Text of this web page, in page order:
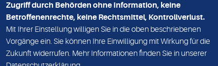
ADRESSE
MVZ Medizinisches Labor Nord MLN GmbH
Essener Straße 108
22419 Hamburg
Zugriff durch Behörden ohne Information, keine
Betroffenenrechte, keine Rechtsmittel, Kontrollverlust.
Mit Ihrer Einstellung willigen Sie in die oben beschriebenen
Vorgänge ein. Sie können Ihre Einwilligung mit Wirkung für die
Zukunft widerrufen. Mehr Informationen finden Sie in unserer